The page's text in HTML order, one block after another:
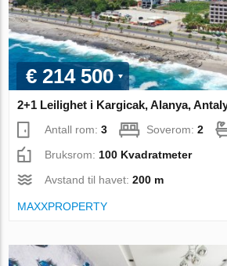
€ 214 500
2+1 Leilighet i Kargicak, Alanya,
Antall rom:3 Soverom:2
Bruksrom: 100 Kvadratmeter
Avstand til havet:200 m
MAXXPROPERTY